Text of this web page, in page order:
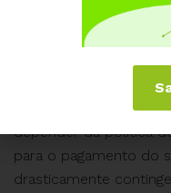
13,5 milhões de
instituições
propriedade dos
o “bolsa rico”. Note-
de reais é um teto
depender da política
para o pagamento do
drasticamente